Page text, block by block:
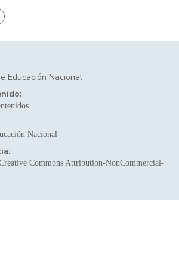
Educación Nacional
Nacional
Commons Attribution-NonCommercial-